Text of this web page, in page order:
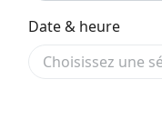
Date & heure